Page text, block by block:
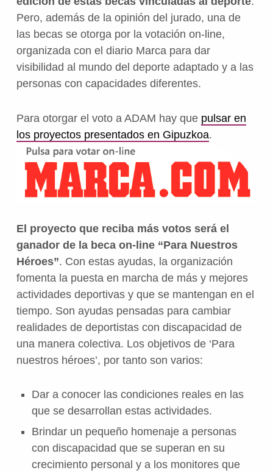
Pero, además de la opinión del jurado, una de
las becas se otorga por la votación on-line,
organizada con el diario Marca para dar
visibilidad al mundo del deporte adaptado y a las
personas con capacidades diferentes.
Para otorgar el voto a ADAM hay que pulsar en
los proyectos presentados en Gipuzkoa.
El proyecto que reciba más votos será el
ganador de la beca on-line “Para Nuestros
Héroes”. Con estas ayudas, la organización
fomenta la puesta en marcha de más y mejores
actividades deportivas y que se mantengan en el
tiempo. Son ayudas pensadas para cambiar
realidades de deportistas con discapacidad de
una manera colectiva. Los objetivos de ‘Para
nuestros héroes’, por tanto son varios:
Dar a conocer las condiciones reales en las
que se desarrollan estas actividades.
Brindar un pequeño homenaje a personas
con discapacidad que se superan en su
crecimiento personal y a los monitores que